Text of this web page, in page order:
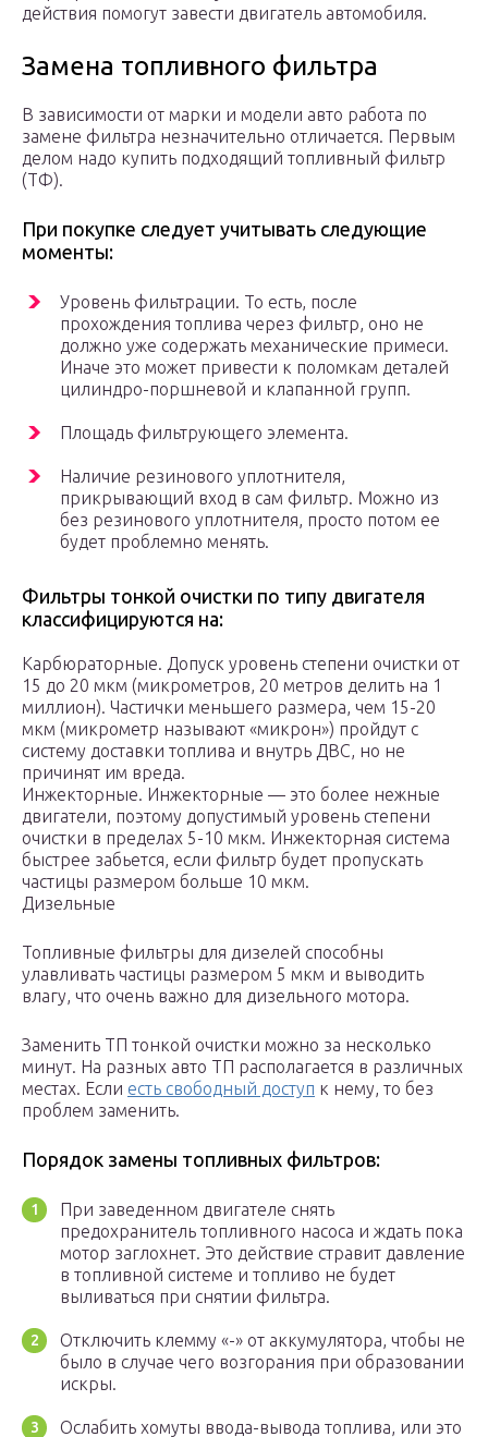
действия помогут завести двигатель автомобиля.
Замена топливного фильтра
В зависимости от марки и модели авто работа по
замене фильтра незначительно отличается. Первым
делом надо купить подходящий топливный фильтр
(ТФ).
При покупке следует учитывать следующие
моменты:
Уровень фильтрации. То есть, после
прохождения топлива через фильтр, оно не
должно уже содержать механические примеси.
Иначе это может привести к поломкам деталей
цилиндро-поршневой и клапанной групп.
Площадь фильтрующего элемента.
Наличие резинового уплотнителя,
прикрывающий вход в сам фильтр. Можно из
без резинового уплотнителя, просто потом ее
будет проблемно менять.
Фильтры тонкой очистки по типу двигателя
классифицируются на:
Карбюраторные. Допуск уровень степени очистки от
15 до 20 мкм (микрометров, 20 метров делить на 1
миллион). Частички меньшего размера, чем 15-20
мкм (микрометр называют «микрон») пройдут с
систему доставки топлива и внутрь ДВС, но не
причинят им вреда.
Инжекторные. Инжекторные — это более нежные
двигатели, поэтому допустимый уровень степени
очистки в пределах 5-10 мкм. Инжекторная система
быстрее забьется, если фильтр будет пропускать
частицы размером больше 10 мкм.
Дизельные
Топливные фильтры для дизелей способны
улавливать частицы размером 5 мкм и выводить
влагу, что очень важно для дизельного мотора.
Заменить ТП тонкой очистки можно за несколько
минут. На разных авто ТП располагается в различных
местах. Если есть свободный доступ к нему, то без
проблем заменить.
Порядок замены топливных фильтров:
При заведенном двигателе снять
предохранитель топливного насоса и ждать пока
мотор заглохнет. Это действие стравит давление
в топливной системе и топливо не будет
выливаться при снятии фильтра.
Отключить клемму «-» от аккумулятора, чтобы не
было в случае чего возгорания при образовании
искры.
Ослабить хомуты ввода-вывода топлива, или это